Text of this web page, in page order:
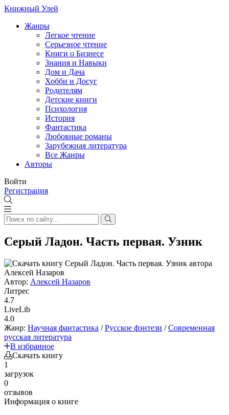
Книжный Улей
Жанры
Легкое чтение
Серьезное чтение
Книги о Бизнесе
Знания и Навыки
Дом и Дача
Хобби и Досуг
Родителям
Детские книги
Психология
История
Фантастика
Любовные романы
Зарубежная литература
Все Жанры
Авторы
Войти
Регистрация
Серый Ладон. Часть первая. Узник
Автор: Алексей Назаров
Литрес
4.7
LiveLib
4.0
Жанр: Научная фантастика /Русское фэнтези /Современная
русская литература
В избранное
Скачать книгу
1
загрузок
0
отзывов
Информация о книге